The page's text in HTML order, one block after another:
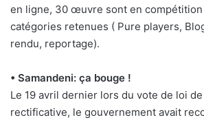
en ligne, 30 œuvre sont en compétition
catégories retenues ( Pure players,
rendu, reportage).
• Samandeni: ça bouge !
Le 19 avril dernier lors du vote de loi
rectificative, le gouvernement avait